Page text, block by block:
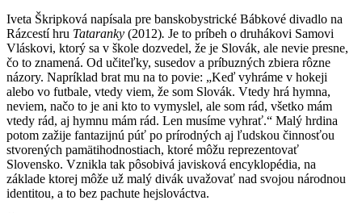
Iveta Škripková napísala pre banskobystrické Bábkové divadlo na
Rázcestí hru Tataranky (2012). Je to príbeh o druhákovi Samovi
Vláskovi, ktorý sa v škole dozvedel, že je Slovák, ale nevie presne,
čo to znamená. Od učiteľky, susedov a príbuzných zbiera rôzne
názory. Napríklad brat mu na to povie: „Keď vyhráme v hokeji
alebo vo futbale, vtedy viem, že som Slovák. Vtedy hrá hymna,
neviem, načo to je ani kto to vymyslel, ale som rád, všetko mám
vtedy rád, aj hymnu mám rád. Len musíme vyhrať.“ Malý hrdina
potom zažije fantazijnú púť po prírodných aj ľudskou činnosťou
stvorených pamätihodnostiach, ktoré môžu reprezentovať
Slovensko. Vznikla tak pôsobivá javisková encyklopédia, na
základe ktorej môže už malý divák uvažovať nad svojou národnou
identitou, a to bez pachute hejslováctva.